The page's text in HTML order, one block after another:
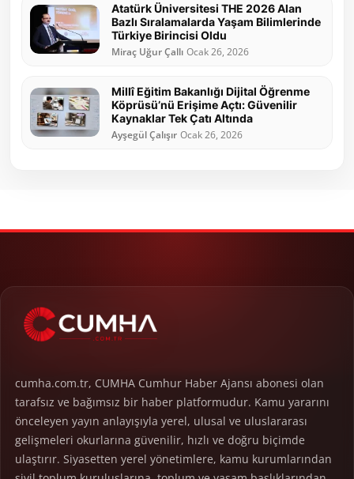
Atatürk Üniversitesi THE 2026 Alan
Bazlı Sıralamalarda Yaşam Bilimlerinde
Türkiye Birincisi Oldu
Miraç Uğur Çallı Ocak 26, 2026
Millî Eğitim Bakanlığı Dijital Öğrenme
Köprüsü’nü Erişime Açtı: Güvenilir
Kaynaklar Tek Çatı Altında
Ayşegül Çalışır Ocak 26, 2026
cumha.com.tr, CUMHA Cumhur Haber Ajansı abonesi olan
tarafsız ve bağımsız bir haber platformudur. Kamu yararını
önceleyen yayın anlayışıyla yerel, ulusal ve uluslararası
gelişmeleri okurlarına güvenilir, hızlı ve doğru biçimde
ulaştırır. Siyasetten yerel yönetimlere, kamu kurumlarından